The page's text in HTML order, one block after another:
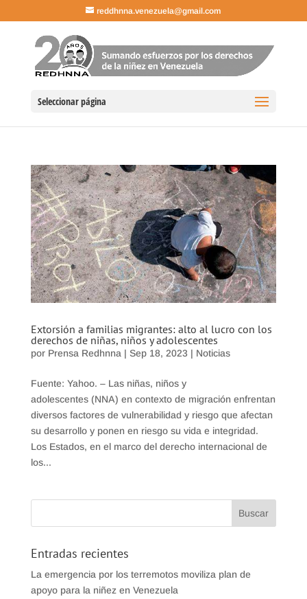
reddhnna.venezuela@gmail.com
Seleccionar página
Extorsión a familias migrantes: alto al lucro con los
derechos de niñas, niños y adolescentes
por Prensa Redhnna | Sep 18, 2023 | Noticias
Fuente: Yahoo. – Las niñas, niños y
adolescentes (NNA) en contexto de migración enfrentan
diversos factores de vulnerabilidad y riesgo que afectan
su desarrollo y ponen en riesgo su vida e integridad.
Los Estados, en el marco del derecho internacional de
los...
Entradas recientes
La emergencia por los terremotos moviliza plan de
apoyo para la niñez en Venezuela